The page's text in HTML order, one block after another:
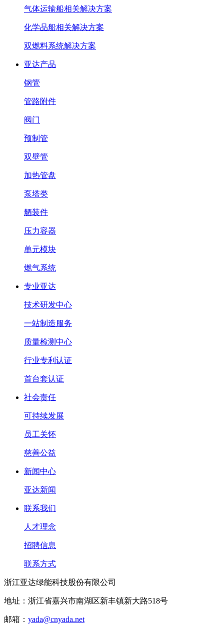
气体运输船相关解决方案
化学品船相关解决方案
双燃料系统解决方案
亚达产品
钢管
管路附件
阀门
预制管
双壁管
加热管盘
泵塔类
舾装件
压力容器
单元模块
燃气系统
专业亚达
技术研发中心
一站制造服务
质量检测中心
行业专利认证
首台套认证
社会责任
可持续发展
员工关怀
慈善公益
新闻中心
亚达新闻
联系我们
人才理念
招聘信息
联系方式
浙江亚达绿能科技股份有限公司
地址：浙江省嘉兴市南湖区新丰镇新大路518号
邮箱： yada@cnyada.net